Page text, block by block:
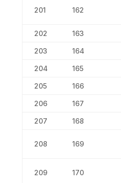
201 162
202 163
203 164
204 165
205 166
206 167
207 168
208 169
209 170